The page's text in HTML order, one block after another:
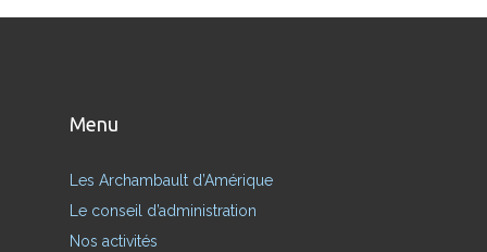
Menu
Les Archambault d’Amérique
Le conseil d’administration
Nos activités